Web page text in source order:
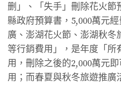
删」、「失手」刪除花火節
縣政府預算書，5,000萬元
廣、澎湖花火節、澎湖秋冬
等行銷費用」，是年度「所
用，刪除之後的2,000萬元
用；而春夏與秋冬旅遊推廣